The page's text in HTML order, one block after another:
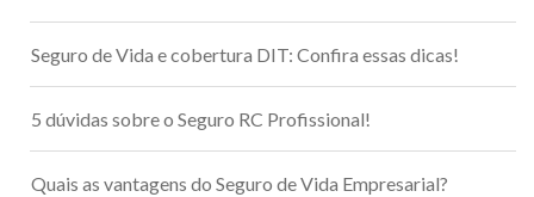
Seguro de Vida e cobertura DIT: Confira essas dicas!
5 dúvidas sobre o Seguro RC Profissional!
Quais as vantagens do Seguro de Vida Empresarial?